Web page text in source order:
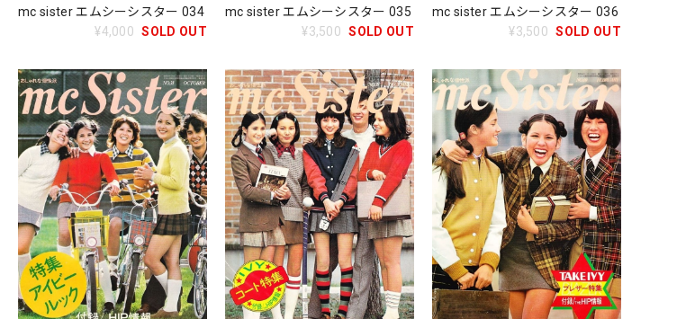
mc sister エムシーシスター 034
¥4,000 SOLD OUT
mc sister エムシーシスター 035
¥3,500 SOLD OUT
mc sister エムシーシスター 036
¥3,500 SOLD OUT